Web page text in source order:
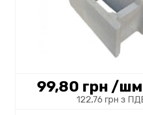
99,80 грн /
122,76 грн з